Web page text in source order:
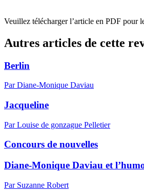
Veuillez télécharger l’article en PDF pour
Autres articles de cette
Berlin
Par Diane-Monique Daviau
Jacqueline
Par Louise de gonzague Pelletier
Concours de nouvelles
Diane-Monique Daviau et
Par Suzanne Robert